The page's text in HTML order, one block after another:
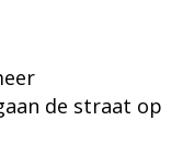
de straat op